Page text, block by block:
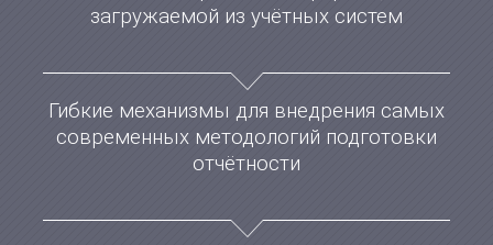
загружаемой из учётных систем
Гибкие механизмы для внедрения самых
современных методологий подготовки
отчётности